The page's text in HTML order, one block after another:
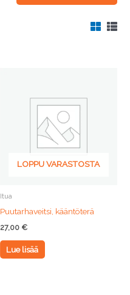
LOPPU VARASTOSTA
Itua
Puutarhaveitsi, kääntöterä
27,00 €
Lue lisää